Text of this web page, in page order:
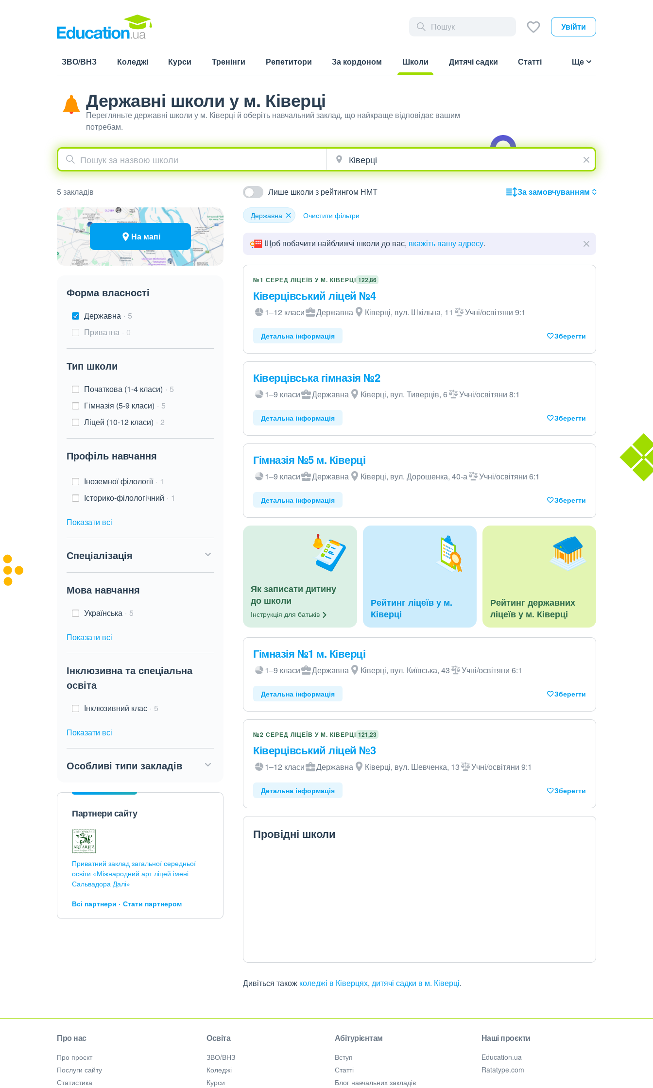
Увійти
ЗВО/ВНЗ Коледжі Курси Тренінги Репетитори За кордоном
Школи
Дитячі садки Статті Ще
Державні школи у м. Ківерці
Перегляньте державні школи у м. Ківерці й оберіть навчальний заклад, що найкраще відповідає вашим
потребам.
5 закладів Лише школи з рейтингом НМТ За замовчуванням
На мапі
Форма власності
Державна
5
Приватна
0
Тип школи
Початкова (1-4 класи)
5
Гімназія (5-9 класи)
5
Ліцей (10-12 класи)
2
Профіль навчання
Іноземної філології
1
Історико-філологічний
1
Показати всі
Спеціалізація
Мова навчання
Українська 5
Показати всі
Інклюзивна та спеціальна
освіта
Інклюзивний клас 5
Показати всі
Особливі типи закладів
Партнери сайту
Приватний заклад загальної середньої
освіти «Міжнародний арт ліцей імені
Сальвадора Далі»
Всі партнери Стати партнером
Державна Очистити фільтри
Щоб побачити найближчі школи до вас, вкажіть вашу адресу.
№1 СЕРЕД ЛІЦЕЇВ У М. КІВЕРЦІ 122,86
Ківерцівський ліцей №4
1–12 класи Державна Ківерці, вул. Шкільна, 11 Учні/освітяни 9:1
Детальна інформація Зберегти
Ківерцівська гімназія №2
1–9 класи Державна Ківерці, вул. Тиверців, 6 Учні/освітяни 8:1
Детальна інформація Зберегти
Гімназія №5 м. Ківерці
1–9 класи Державна Ківерці, вул. Дорошенка, 40-а Учні/освітяни 6:1
Детальна інформація Зберегти
Як записати дитину
до школи
Інструкція длябатьків
Рейтинг ліцеїв у м.
Ківерці
Рейтинг державних
ліцеїв у м. Ківерці
Гімназія №1 м. Ківерці
1–9 класи Державна Ківерці, вул. Київська, 43 Учні/освітяни 6:1
Детальна інформація Зберегти
№2 СЕРЕД ЛІЦЕЇВ У М. КІВЕРЦІ 121,23
Ківерцівський ліцей №3
1–12 класи Державна Ківерці, вул. Шевченка, 13 Учні/освітяни 9:1
Детальна інформація Зберегти
Провідні школи
Дивіться також коледжі в Ківерцях,дитячі садки в м. Ківерці.
Про нас
Про проєкт
Послуги сайту
Статистика
Освіта
ЗВО/ВНЗ
Коледжі
Курси
Абітурієнтам
Вступ
Статті
Блог навчальних закладів
Наші проєкти
Education.ua
Ratatype.com